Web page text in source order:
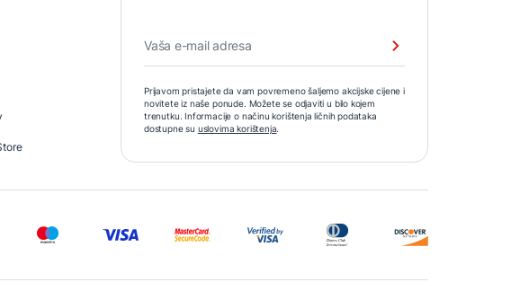
Prijavom pristajete da vam povremeno šaljemo akcijske cijene i
novitete iz naše ponude. Možete se odjaviti u bilo kojem
trenutku. Informacije o načinu korištenja ličnih podataka
dostupne su uslovima korištenja.